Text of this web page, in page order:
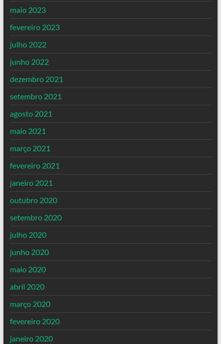
maio 2023
fevereiro 2023
julho 2022
junho 2022
dezembro 2021
setembro 2021
agosto 2021
maio 2021
março 2021
fevereiro 2021
janeiro 2021
outubro 2020
setembro 2020
julho 2020
junho 2020
maio 2020
abril 2020
março 2020
fevereiro 2020
janeiro 2020